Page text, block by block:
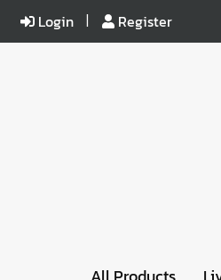
Login Register